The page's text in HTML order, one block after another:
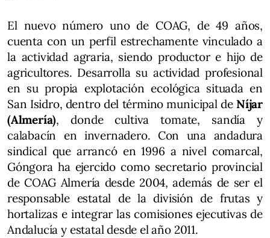
El nuevo número uno de COAG, de 49 años,
cuenta con un perfil estrechamente vinculado a
la actividad agraria, siendo productor e hijo de
agricultores. Desarrolla su actividad profesional
en su propia explotación ecológica situada en
San Isidro, dentro del término municipal deNíjar
(Almería), donde cultiva tomate, sandía y
calabacín en invernadero. Con una andadura
sindical que arrancó en 1996 a nivel comarcal,
Góngora ha ejercido como secretario provincial
de COAG Almería desde 2004, además de ser el
responsable estatal de la división de frutas y
hortalizas e integrar las comisiones ejecutivas de
Andalucía y estatal desde el año 2011.